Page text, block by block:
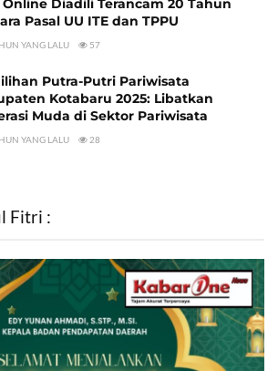
Diadili Terancam 20 Tahun
Pasal UU ITE dan TPPU
YANG LALU 57
Putra-Putri Pariwisata
Kotabaru 2025: Libatkan
Muda di Sektor Pariwisata
YANG LALU 28
Fitri :